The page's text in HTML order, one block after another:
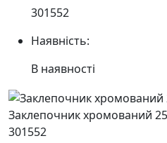
301552
Наявність:
В наявності
Заклепочник хромований
301552